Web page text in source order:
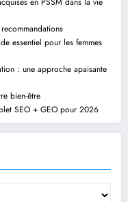
essentiel pour les femmes
: une approche apaisante
bien-être
SEO + GEO pour 2026